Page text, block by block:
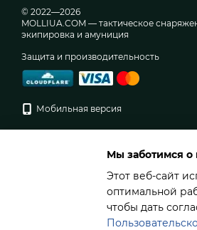
© 2022—2026
MOLLIUA.COM — тактическое
экипировка и амуниция
Защита и производительность
Мобильная версия
Мы заботимся
Этот веб-сайт
оптимальной
чтобы дать